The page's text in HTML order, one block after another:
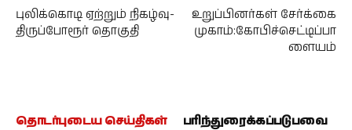
புலிக்கொடி ஏற்றும் நிகழ்வு-
திருப்போரூர் தொகுதி
உறுப்பினர்கள் சேர்க்கை
முகாம்:கோபிச்செட்டிப்பா
ளையம்
தொடர்புடைய செய்திகள் பரிந்துரைக்கப்படுபவை